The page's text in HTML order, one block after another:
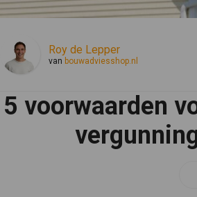
Roy de Lepper
van bouwadviesshop.nl
5 voorwaarden